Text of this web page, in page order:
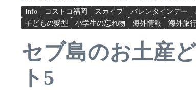
Info コストコ福岡 スカイプ バレンタインデー
子どもの髪型
小学生の忘れ物 海外情報 海外旅
セブ島のお土産
ト5